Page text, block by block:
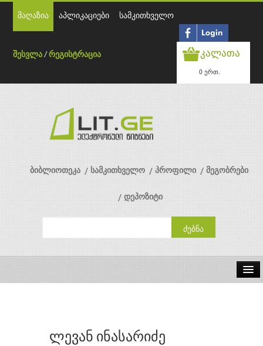
მაღაზია აპლიკაციები სამკითხველო
შესვლა /რეგისტრაცია კალათა
0 ერთ.
ბიბლიოთეკა სამკითხველო პროფილი მეგობრები
დეპოზიტი
ავტორებილევან ინასარიძე